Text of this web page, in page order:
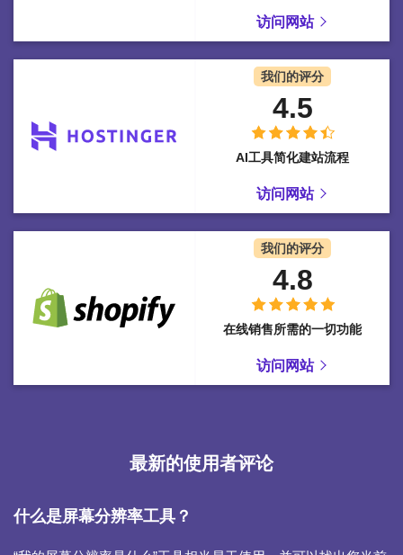
访问网站
我们的评分
4.5
AI工具简化建站流程
访问网站
我们的评分
4.8
在线销售所需的一切功能
访问网站
最新的使用者评论
什么是屏幕分辨率工具？